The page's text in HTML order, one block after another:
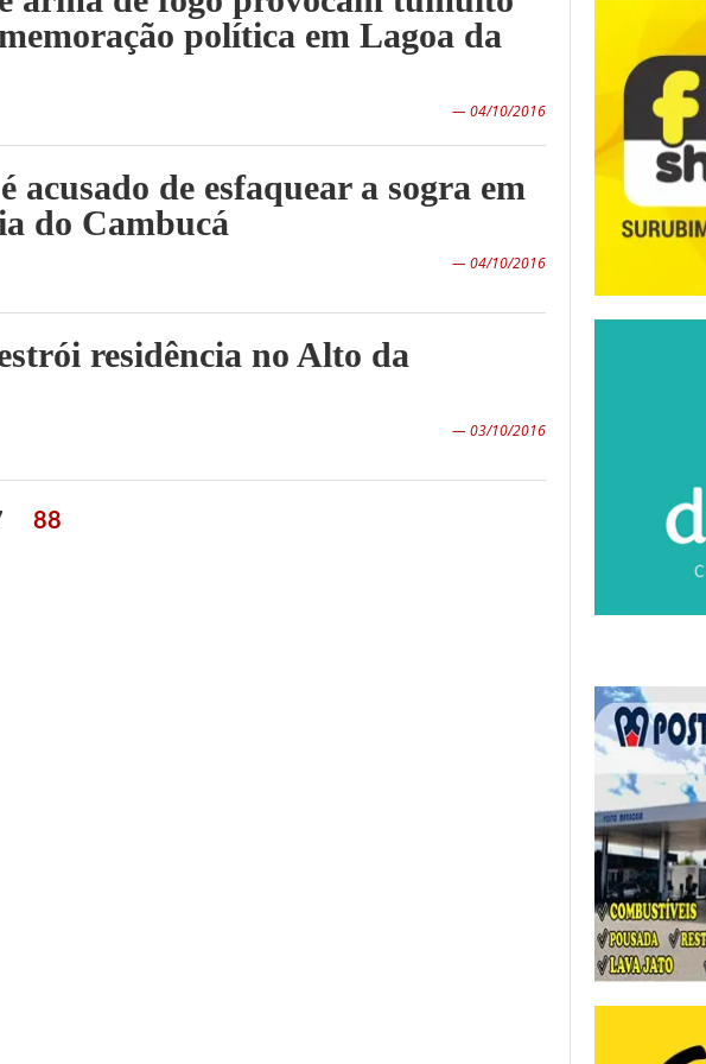
Americana e
Surubim, Casinhas e
Vertente do Lério
variação em relação
política em Lagoa da
— 04/10/2016
acusado de esfaquear a sogra em
do Cambucá
— 04/10/2016
residência no Alto da
— 03/10/2016
88